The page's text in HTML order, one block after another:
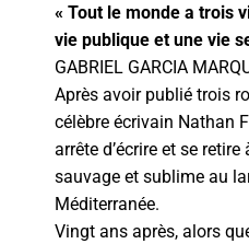
« Tout le monde a trois
vie publique et une vie
GABRIEL GARCIA
Après avoir publié trois
célèbre écrivain Nathan
arrête d’écrire et se
sauvage et sublime au
Méditerranée.
Vingt ans après, alors